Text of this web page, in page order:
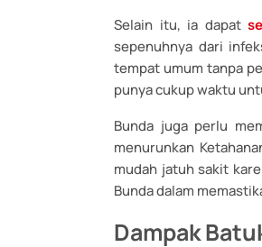
Selain itu, ia dapat
sepenuhnya dari
tempat umum tanpa
punya cukup waktu
Bunda juga perlu
menurunkan
mudah jatuh sakit
Bunda dalam
Dampak